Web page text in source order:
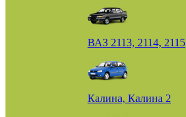
ВАЗ 2113, 2114, 2115
Калина, Калина 2